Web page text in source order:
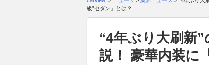
級”セダン」とは？
“4年ぶり大刷新
説！ 豪華内装に